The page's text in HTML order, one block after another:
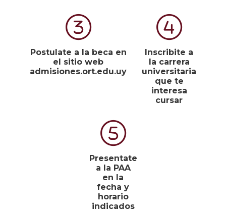
Postulate a la beca en
el sitio web
admisiones.ort.edu.uy
Inscribite a
la carrera
universitaria
que te
interesa
cursar
Presentate
a la PAA
en la
fecha y
horario
indicados